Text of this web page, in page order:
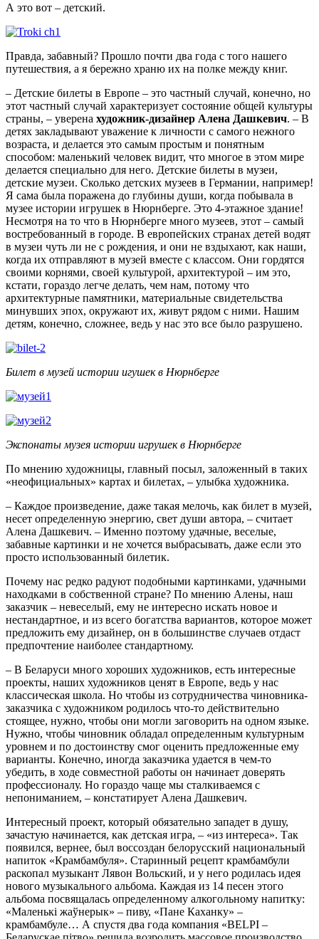
А это вот – детский.
Правда, забавный? Прошло почти два года с того нашего
путешествия, а я бережно храню их на полке между книг.
– Детские билеты в Европе – это частный случай, конечно, но
этот частный случай характеризует состояние общей культуры
страны, – уверена художник-дизайнер Алена Дашкевич. – В
детях закладывают уважение к личности с самого нежного
возраста, и делается это самым простым и понятным
способом: маленький человек видит, что многое в этом мире
делается специально для него. Детские билеты в музеи,
детские музеи. Сколько детских музеев в Германии, например!
Я сама была поражена до глубины души, когда побывала в
музее истории игрушек в Нюрнберге. Это 4-этажное здание!
Несмотря на то что в Нюрнберге много музеев, этот – самый
востребованный в городе. В европейских странах детей водят
в музеи чуть ли не с рождения, и они не вздыхают, как наши,
когда их отправляют в музей вместе с классом. Они гордятся
своими корнями, своей культурой, архитектурой – им это,
кстати, гораздо легче делать, чем нам, потому что
архитектурные памятники, материальные свидетельства
минувших эпох, окружают их, живут рядом с ними. Нашим
детям, конечно, сложнее, ведь у нас это все было разрушено.
Билет в музей истории игушек в Нюрнберге
Экспонаты музея истории игрушек в Нюрнберге
По мнению художницы, главный посыл, заложенный в таких
«неофициальных» картах и билетах, – улыбка художника.
– Каждое произведение, даже такая мелочь, как билет в музей,
несет определенную энергию, свет души автора, – считает
Алена Дашкевич. – Именно поэтому удачные, веселые,
забавные картинки и не хочется выбрасывать, даже если это
просто использованный билетик.
Почему нас редко радуют подобными картинками, удачными
находками в собственной стране? По мнению Алены, наш
заказчик – невеселый, ему не интересно искать новое и
нестандартное, и из всего богатства вариантов, которое может
предложить ему дизайнер, он в большинстве случаев отдаст
предпочтение наиболее стандартному.
– В Беларуси много хороших художников, есть интересные
проекты, наших художников ценят в Европе, ведь у нас
классическая школа. Но чтобы из сотрудничества чиновника-
заказчика с художником родилось что-то действительно
стоящее, нужно, чтобы они могли заговорить на одном языке.
Нужно, чтобы чиновник обладал определенным культурным
уровнем и по достоинству смог оценить предложенные ему
варианты. Конечно, иногда заказчика удается в чем-то
убедить, в ходе совместной работы он начинает доверять
профессионалу. Но гораздо чаще мы сталкиваемся с
непониманием, – констатирует Алена Дашкевич.
Интересный проект, который обязательно западет в душу,
зачастую начинается, как детская игра, – «из интереса». Так
появился, вернее, был воссоздан белорусский национальный
напиток «Крамбамбуля». Старинный рецепт крамбамбули
раскопал музыкант Лявон Вольский, и у него родилась идея
нового музыкального альбома. Каждая из 14 песен этого
альбома посвящалась определенному алкогольному напитку:
«Маленькі жаўнерык» – пиву, «Пане Каханку» –
крамбамбуле… А спустя два года компания «BELPI –